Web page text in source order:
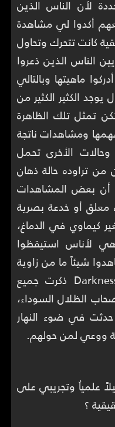
لأن الناس الذين
أكدوا لي مشاهدة
كانت تتحرك وتحاول
الناس الذين ذعروا
ماهيتها وبالتالي
الكثير الكثير من
تمثل تلك الظاهرة
ومشاهدات ناتجة
الأخرى تحمل
تراوده حالة ذهان
بعض المشاهدات
أو خدعة بصرية
كيماوي في الدماغ،
لأناس استيقظوا
شيئاً ما من زاوية
أعينهم، في كتابي Darkness Walks ذكرت جميع
الظلال السوداء،
في ضوء النهار
ووعي لمن حولهم.
علمياُ وتجريبي على
؟